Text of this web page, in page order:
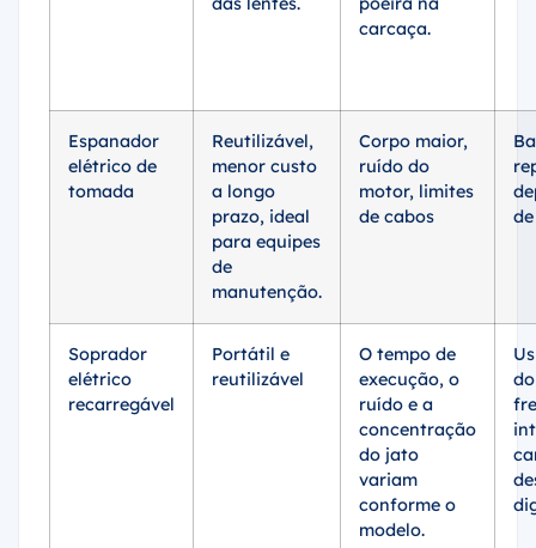
carcaça.
elétrico de
tomada
menor custo
a longo
prazo, ideal
para equipes
de
manutenção.
ruído do
motor, limites
de cabos
elétrico
recarregável
reutilizável
execução, o
ruído e a
concentração
do jato
variam
conforme o
modelo.